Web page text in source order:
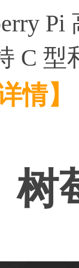
C 型
情】
树